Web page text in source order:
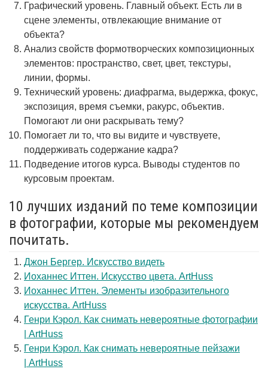
Графический уровень. Главный объект. Есть ли в
сцене элементы, отвлекающие внимание от
объекта?
Анализ свойств формотворческих композиционных
элементов: пространство, свет, цвет, текстуры,
линии, формы.
Технический уровень: диафрагма, выдержка, фокус,
экспозиция, время съемки, ракурс, объектив.
Помогают ли они раскрывать тему?
Помогает ли то, что вы видите и чувствуете,
поддерживать содержание кадра?
Подведение итогов курса. Выводы студентов по
курсовым проектам.
10 лучших изданий по теме композиции
в фотографии, которые мы рекомендуем
почитать.
Джон Бергер. Искусство видеть
Иоханнес Иттен. Искусство цвета. ArtHuss
Иоханнес Иттен. Элементы изобразительного
искусства. ArtHuss
Генри Кэрол. Как снимать невероятные фотографии
| ArtHuss
Генри Кэрол. Как снимать невероятные пейзажи
| ArtHuss